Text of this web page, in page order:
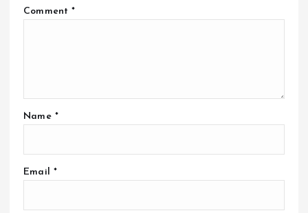
Comment*
Name *
Email *